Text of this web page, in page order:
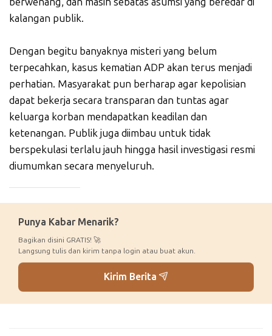
kalangan publik.
Dengan begitu banyaknya misteri yang belum
terpecahkan, kasus kematian ADP akan terus menjadi
perhatian. Masyarakat pun berharap agar kepolisian
dapat bekerja secara transparan dan tuntas agar
keluarga korban mendapatkan keadilan dan
ketenangan. Publik juga diimbau untuk tidak
berspekulasi terlalu jauh hingga hasil investigasi resmi
diumumkan secara menyeluruh.
Punya Kabar Menarik?
Bagikan disini GRATIS! 🚀
Langsung tulis dan kirim tanpa login atau buat akun.
Kirim Berita